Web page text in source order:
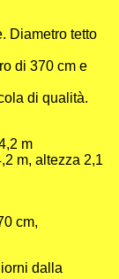
Diametro tetto
di 370 cm e
di qualità.
m
m, altezza 2,1
cm,
dalla